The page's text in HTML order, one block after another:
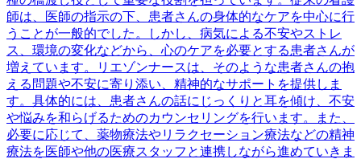
師は、医師の指示の下、患者さんの身体的なケアを中心に行
うことが一般的でした。しかし、病気による不安やストレ
ス、環境の変化などから、心のケアを必要とする患者さんが
増えています。リエゾンナースは、そのような患者さんの抱
える問題や不安に寄り添い、精神的なサポートを提供しま
す。具体的には、患者さんの話にじっくりと耳を傾け、不安
や悩みを和らげるためのカウンセリングを行います。また、
必要に応じて、薬物療法やリラクセーション療法などの精神
療法を医師や他の医療スタッフと連携しながら進めていきま